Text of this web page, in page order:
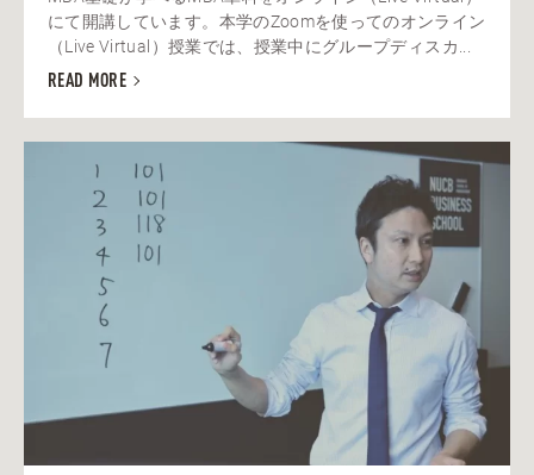
にて開講しています。本学のZoomを使ってのオンライン
（Live Virtual）授業では、授業中にグループディスカ...
READ MORE